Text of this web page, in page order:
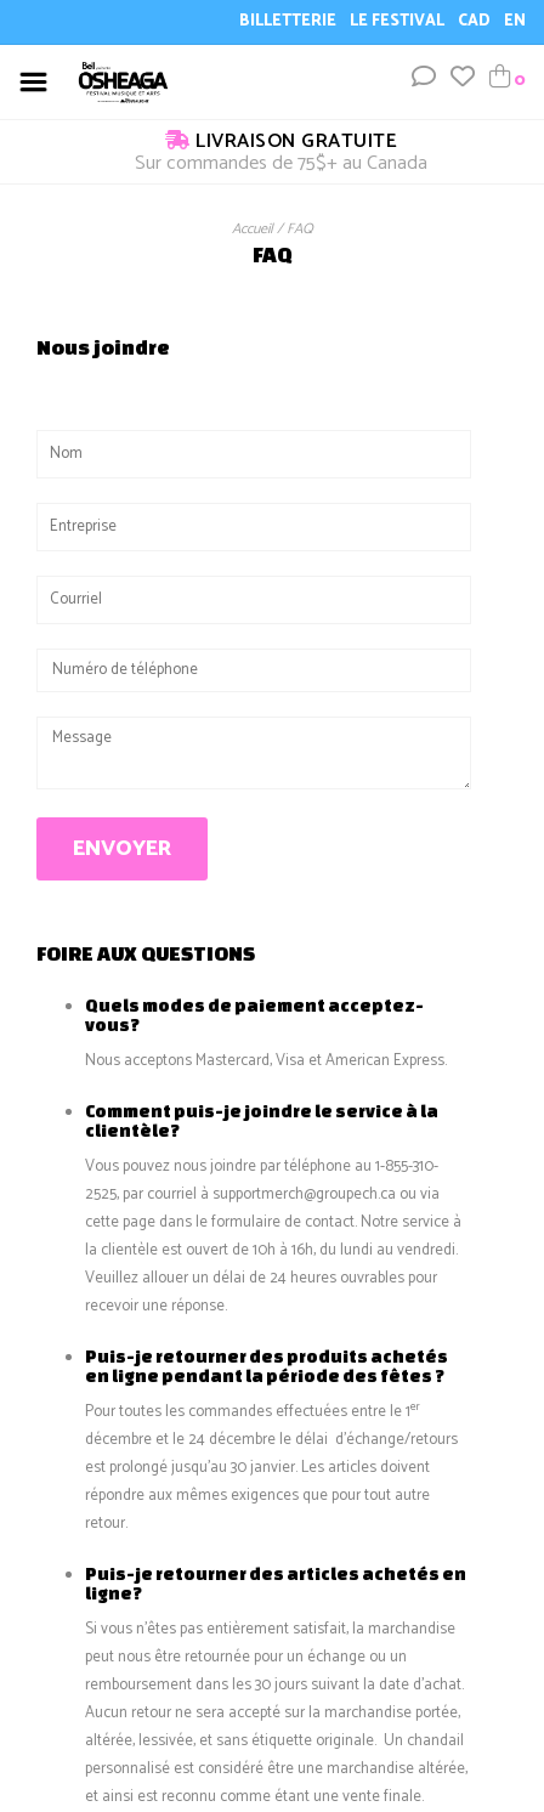
BILLETTERIE LE FESTIVAL CAD EN
0
LIVRAISON GRATUITE
Sur commandes de 75$+ au Canada
Accueil/FAQ
FAQ
Nous joindre
ENVOYER
FOIRE AUX QUESTIONS
Quels modes de paiement acceptez-
vous?
Nous acceptons Mastercard, Visa et American Express.
Comment puis-je joindre le service à la
clientèle?
Vous pouvez nous joindre par téléphone au 1-855-310-
2525, par courriel à supportmerch@groupech.ca ou via
cette page dans le formulaire de contact. Notre service à
la clientèle est ouvert de 10h à 16h, du lundi au vendredi.
Veuillez allouer un délai de 24 heures ouvrables pour
recevoir une réponse.
Puis-je retourner des produits achetés
en ligne pendant la période des fêtes ?
Pour toutes les commandes effectuées entre le 1er
décembre et le 24 décembre le délai d’échange/retours
est prolongé jusqu’au 30 janvier. Les articles doivent
répondre aux mêmes exigences que pour tout autre
retour.
Puis-je retourner des articles achetés en
ligne?
Si vous n’êtes pas entièrement satisfait, la marchandise
peut nous être retournée pour un échange ou un
remboursement dans les 30 jours suivant la date d’achat.
Aucun retour ne sera accepté sur la marchandise portée,
altérée, lessivée, et sans étiquette originale. Un chandail
personnalisé est considéré être une marchandise altérée,
et ainsi est reconnu comme étant une vente finale.